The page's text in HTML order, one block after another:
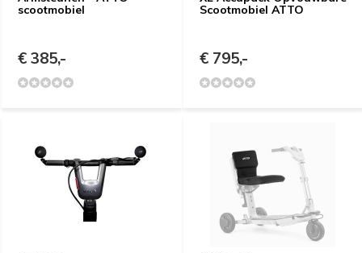
scootmobiel
€ 385,-
Scootmobiel ATTO
€ 795,-